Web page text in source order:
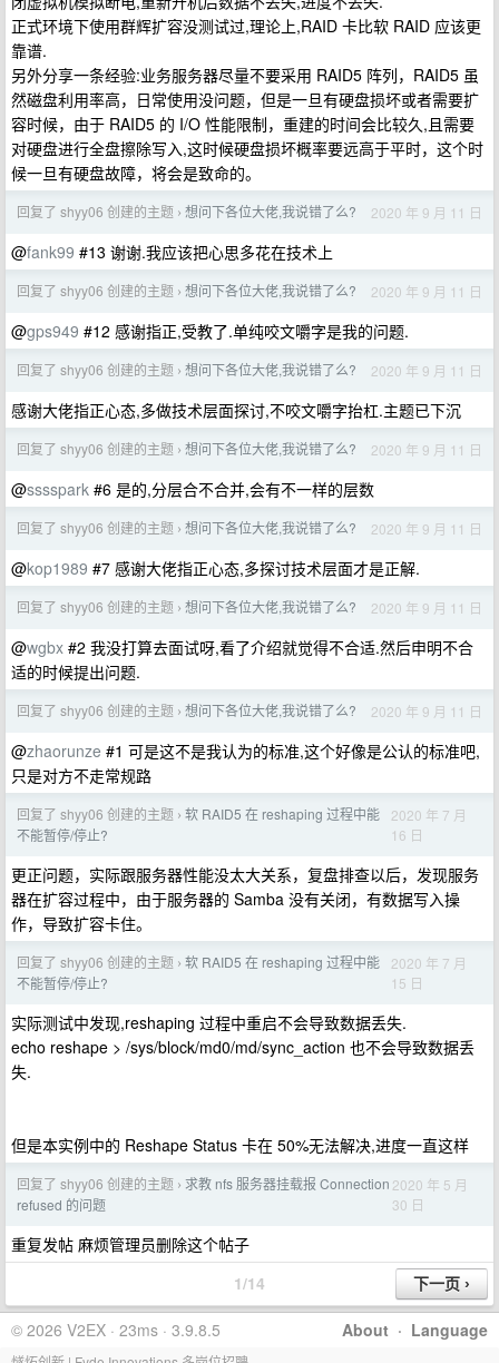
正式环境下使用群辉扩容没测试过,理论上,RAID 卡比软 RAID 应该更
靠谱.
另外分享一条经验:业务服务器尽量不要采用 RAID5 阵列，RAID5 虽
然磁盘利用率高，日常使用没问题，但是一旦有硬盘损坏或者需要扩
容时候，由于 RAID5 的 I/O 性能限制，重建的时间会比较久,且需要
对硬盘进行全盘擦除写入,这时候硬盘损坏概率要远高于平时，这个时
候一旦有硬盘故障，将会是致命的。
回复了 shyy06 创建的主题 › 想问下各位大佬,我说错了么? 2020 年 9 月 11 日
@fank99 #13 谢谢.我应该把心思多花在技术上
回复了 shyy06 创建的主题 › 想问下各位大佬,我说错了么? 2020 年 9 月 11 日
@gps949 #12 感谢指正,受教了.单纯咬文嚼字是我的问题.
回复了 shyy06 创建的主题 › 想问下各位大佬,我说错了么? 2020 年 9 月 11 日
感谢大佬指正心态,多做技术层面探讨,不咬文嚼字抬杠.主题已下沉
回复了 shyy06 创建的主题 › 想问下各位大佬,我说错了么? 2020 年 9 月 11 日
@sssspark #6 是的,分层合不合并,会有不一样的层数
回复了 shyy06 创建的主题 › 想问下各位大佬,我说错了么? 2020 年 9 月 11 日
@kop1989 #7 感谢大佬指正心态,多探讨技术层面才是正解.
回复了 shyy06 创建的主题 › 想问下各位大佬,我说错了么? 2020 年 9 月 11 日
@wgbx #2 我没打算去面试呀,看了介绍就觉得不合适.然后申明不合
适的时候提出问题.
回复了 shyy06 创建的主题 › 想问下各位大佬,我说错了么? 2020 年 9 月 11 日
@zhaorunze #1 可是这不是我认为的标准,这个好像是公认的标准吧,
只是对方不走常规路
回复了 shyy06 创建的主题 › 软 RAID5 在 reshaping 过程中能
不能暂停/停止?
2020 年 7 月
16 日
更正问题，实际跟服务器性能没太大关系，复盘排查以后，发现服务
器在扩容过程中，由于服务器的 Samba 没有关闭，有数据写入操
作，导致扩容卡住。
回复了 shyy06 创建的主题 › 软 RAID5 在 reshaping 过程中能
不能暂停/停止?
2020 年 7 月
15 日
实际测试中发现,reshaping 过程中重启不会导致数据丢失.
echo reshape > /sys/block/md0/md/sync_action 也不会导致数据丢
失.
但是本实例中的 Reshape Status 卡在 50%无法解决,进度一直这样
回复了 shyy06 创建的主题 › 求教 nfs 服务器挂载报 Connection
refused 的问题
2020 年 5 月
30 日
重复发帖 麻烦管理员删除这个帖子
1/14
About · Language
© 2026 V2EX · 23ms · 3.9.8.5